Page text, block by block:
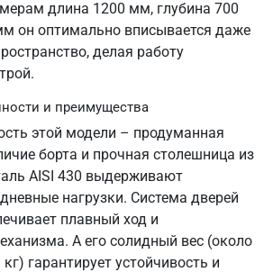
длина 1200 мм, глубина 700
он оптимально вписывается даже
делая работу
и преимущества
этой модели – продуманная
борта и прочная столешница из
AISI 430 выдерживают
нагрузки. Система дверей
плавный ход и
А его солидный вес (около
гарантирует устойчивость и